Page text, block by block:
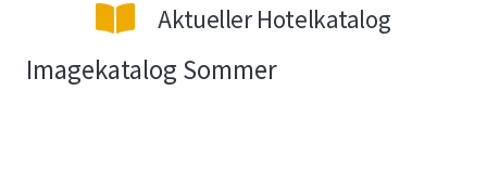
Aktueller Hotelkatalog
Imagekatalog Sommer